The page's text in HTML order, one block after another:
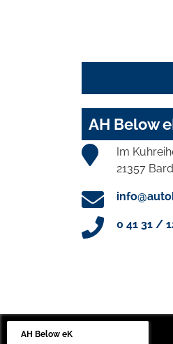
AH Below
Im
21357
0 41 31 /
AH Below eK